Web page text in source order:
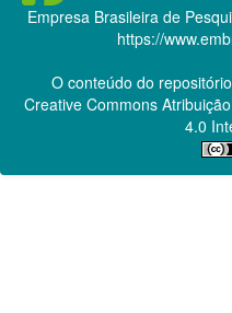
Empresa Brasileira de
https://
O conteúdo do
Creative Commons
4.0